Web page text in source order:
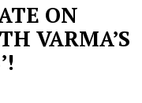
ON
VARMA’S